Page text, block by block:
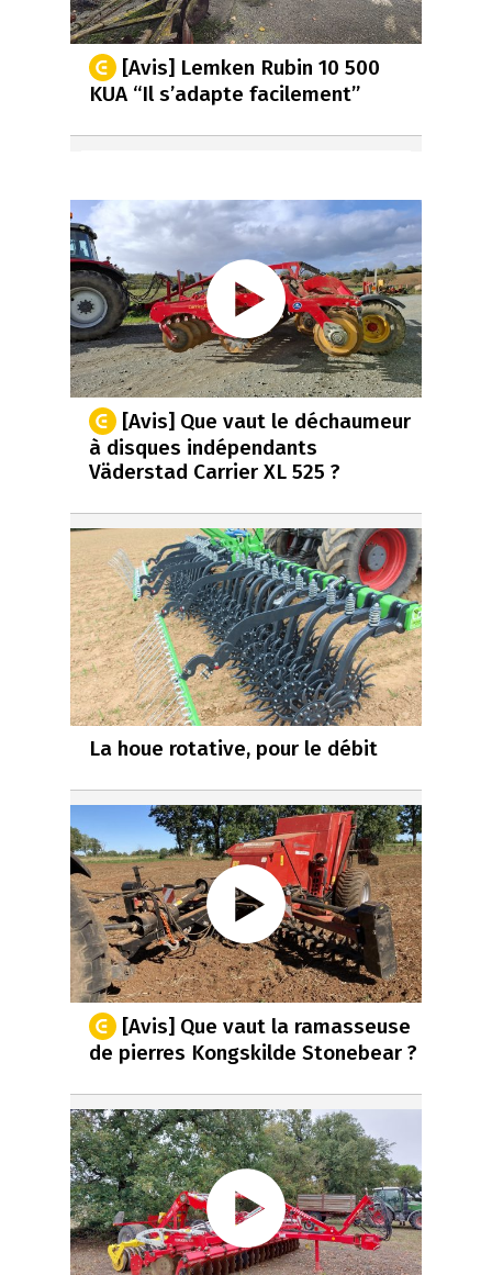
[Avis] Lemken Rubin 10 500
KUA “Il s’adapte facilement”
[Avis] Que vaut le déchaumeur
à disques indépendants
Väderstad Carrier XL 525 ?
La houe rotative, pour le débit
[Avis] Que vaut la ramasseuse
de pierres Kongskilde Stonebear ?